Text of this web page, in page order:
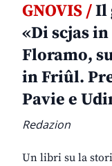
GNOVIS /Il
«Di scjas
Floramo,
in Friûl.
Pavie e
Redazion
Un libri su la